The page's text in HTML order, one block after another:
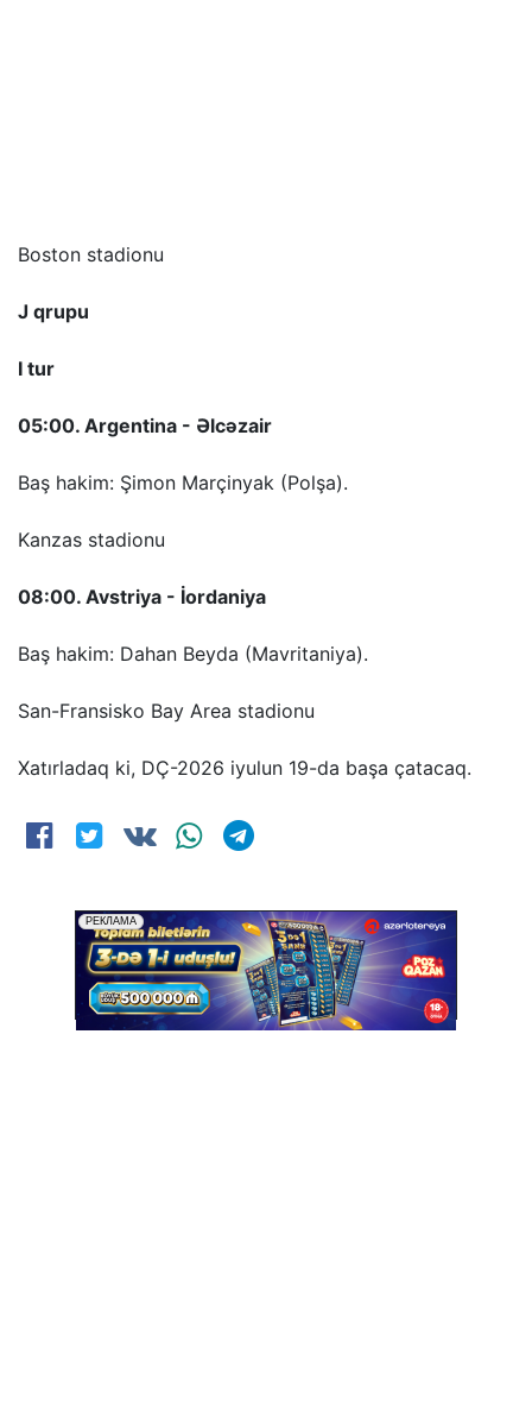
Boston stadionu
J qrupu
I tur
05:00. Argentina - Əlcəzair
Baş hakim: Şimon Marçinyak (Polşa).
Kanzas stadionu
08:00. Avstriya - İordaniya
Baş hakim: Dahan Beyda (Mavritaniya).
San-Fransisko Bay Area stadionu
Xatırladaq ki, DÇ-2026 iyulun 19-da başa çatacaq.